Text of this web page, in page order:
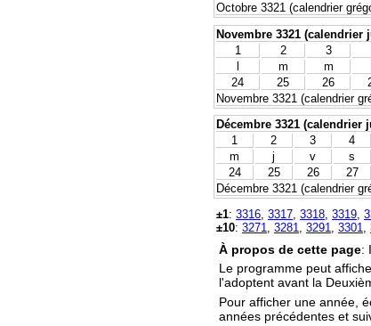
Octobre 3321 (calendrier
Novembre 3321
1
2 3
l
m m
24
25 26
Novembre 3321 (calendrier
Décembre 3321 (calendrier
1
2 3 4
m
j v s
24
25 26 27
Décembre 3321 (calendrier
±1: 3316 3317 3318 3319
±10: 3271 3281 3291 3301
À propos de cette page:
Le programme peut
l'adoptent avant la
Pour afficher une année,
années précédentes et